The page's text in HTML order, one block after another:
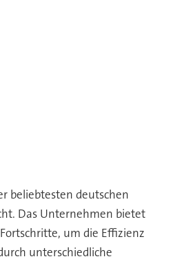
beliebtesten deutschen
Das Unternehmen bietet
um die Effizienz
unterschiedliche